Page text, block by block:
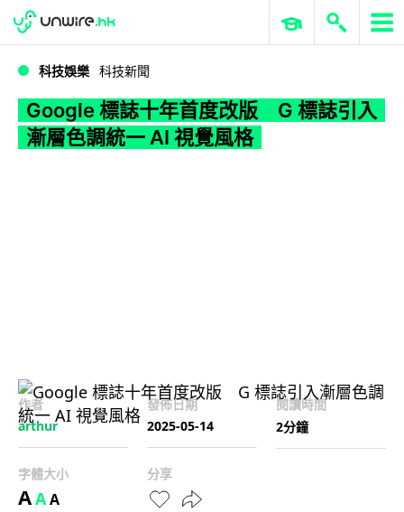
WWDC 2026 ERP 與商業 AI
科技娛樂 科技新聞
Google 標誌十年首度改版 G 標誌引入
漸層色調統一 AI 視覺風格
作者
arthur
發佈日期
2025-05-14
閱讀時間
2分鐘
字體大小
AAA
分享